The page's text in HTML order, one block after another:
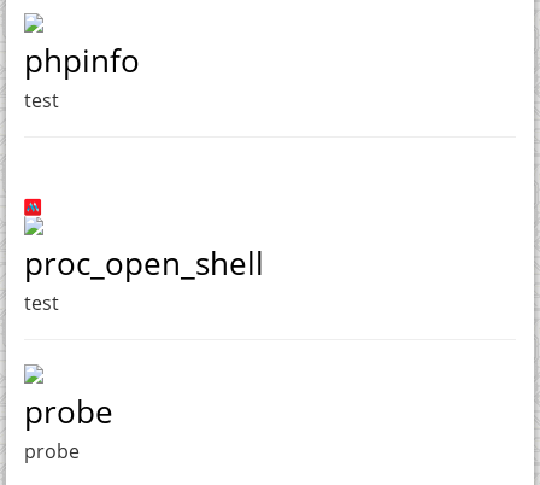
phpinfo
test
proc_open_shell
test
probe
probe